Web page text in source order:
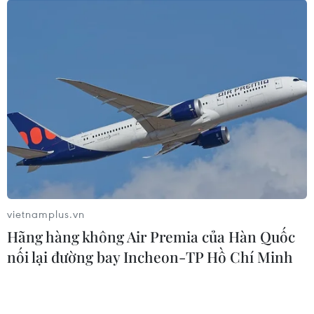
Google Wallet cho phép phụ huynh
thiết lập số dư an toàn của con cái
06/08/2026 23:44
Mỹ kiểm tra gần 500 chiếc Boeing 737
vietnamplus.vn
Hãng hàng không Air Premia của Hàn Quốc
nối lại đường bay Incheon-TP Hồ Chí Minh